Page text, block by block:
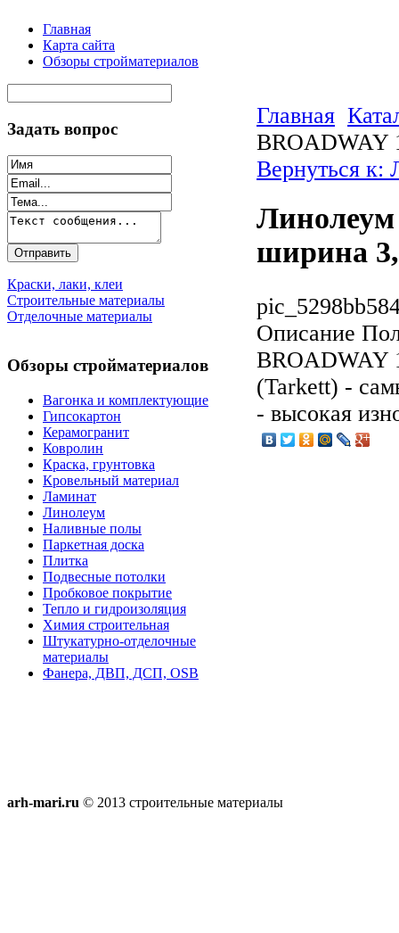
Главная
Карта сайта
Обзоры стройматериалов
Задать вопрос
Краски, лаки, клеи
Строительные материалы
Отделочные материалы
Обзоры стройматериалов
Вагонка и комплектующие
Гипсокартон
Керамогранит
Ковролин
Краска, грунтовка
Кровельный материал
Ламинат
Линолеум
Наливные полы
Паркетная доска
Плитка
Подвесные потолки
Пробковое покрытие
Тепло и гидроизоляция
Химия строительная
Штукатурно-отделочные
материалы
Фанера, ДВП, ДСП, OSB
Главная
BROADWAY
Вернуться к:
ширина
Описание
BROADWAY
(Tarkett) -
- высокая
arh-mari.ru © 2013 строительные материалы